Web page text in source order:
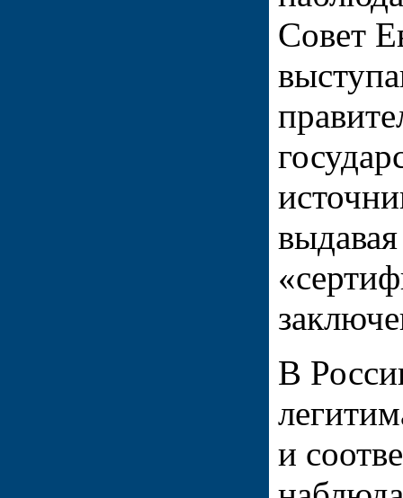
Совет
В
и